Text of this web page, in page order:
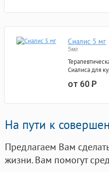
Сиалис 5 мг
5мг
Сиалиса для
от 60Р
На пути к
Предлагаем Вам
жизни. Вам помогут